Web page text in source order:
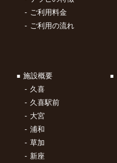
ご利用料金
ご利用の流れ
施設概要
久喜
久喜駅前
大宮
浦和
草加
新座